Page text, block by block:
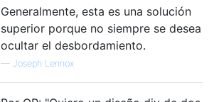
Generalmente, esta es una solución
superior porque no siempre se desea
ocultar el desbordamiento.
— Joseph Lennox